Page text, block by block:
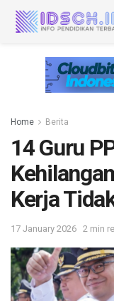
Home Berita
14 Guru
Kerja
17 January 2026 2 min